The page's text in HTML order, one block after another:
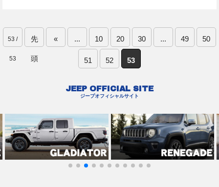
53 /
53
先
頭
« ... 10 20 30 ... 49 50
51 52 53
JEEP OFFICIAL SITE
ジープオフィシャルサイト